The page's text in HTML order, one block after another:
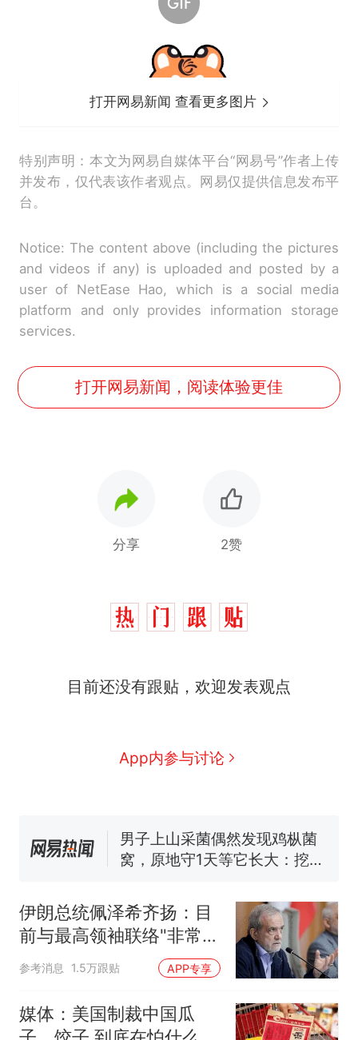
打开网易新闻 查看更多图片
特别声明：本文为网易自媒体平台“网易号”作者上传
并发布，仅代表该作者观点。网易仅提供信息发布平
台。
Notice: The content above (including the pictures
and videos if any) is uploaded and posted by a
user of NetEase Hao, which is a social media
platform and only provides information storage
services.
打开网易新闻，阅读体验更佳
分享 2赞
目前还没有跟贴，欢迎发表观点
App内参与讨论
么？
人生
费大厨“全国小炒肉大王”称
140多朵
美国渔民钓获鲨鱼徒手将其拽
回大海 目击者直呼震惊 （视频
官方通报
热 制裁瓜子饺子，美国怕什
么？
伊朗总统佩泽希齐扬：目
前与最高领袖联络"非常困
难"
参考消息 1.5万跟贴 APP专享
媒体：美国制裁中国瓜